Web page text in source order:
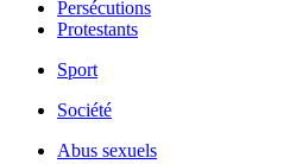
Persécutions
Protestants
Sport
Société
Abus sexuels